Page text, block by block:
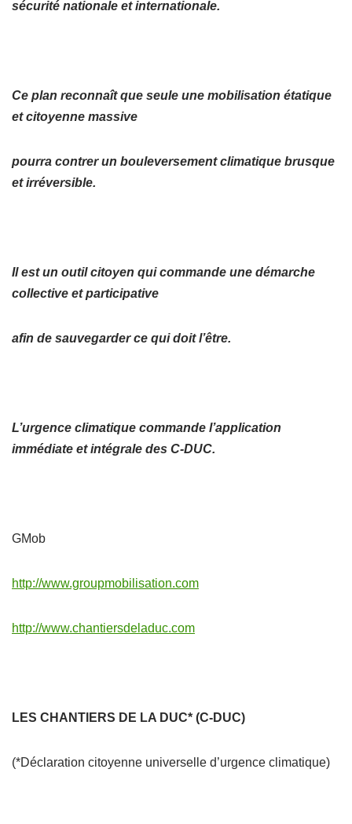
sécurité nationale et internationale.
Ce plan reconnaît que seule une mobilisation étatique
et citoyenne massive
pourra contrer un bouleversement climatique brusque
et irréversible.
Il est un outil citoyen qui commande une démarche
collective et participative
afin de sauvegarder ce qui doit l’être.
L’urgence climatique commande l’application
immédiate et intégrale des C-DUC.
GMob
http://www.groupmobilisation.com
http://www.chantiersdeladuc.com
LES CHANTIERS DE LA DUC* (C-DUC)
(*Déclaration citoyenne universelle d’urgence climatique)